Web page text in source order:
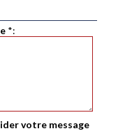
*:
votre message